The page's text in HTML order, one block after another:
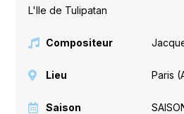
L'Ile de Tulipatan
Compositeur
Lieu Paris
Saison